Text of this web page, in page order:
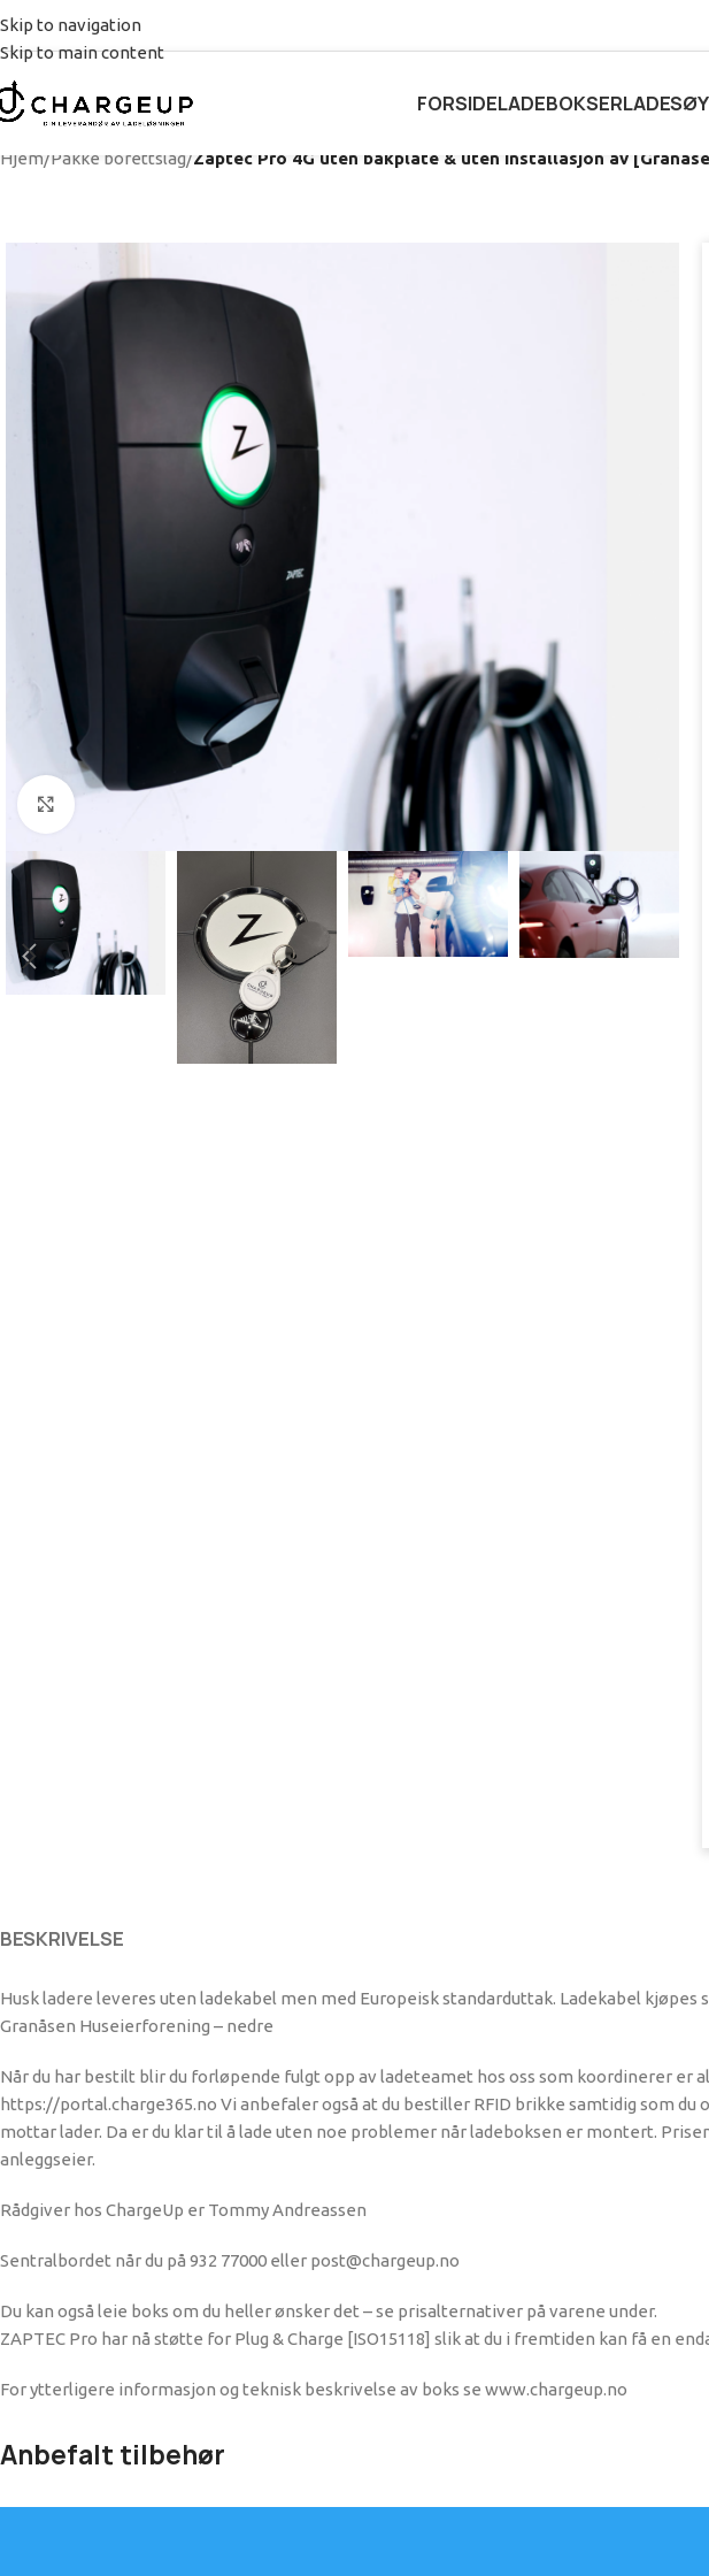
Skip to navigation
Skip to main content
FORSIDELADEBOKSER
Hjem/Pakke borettslag/Zaptec Pro 4G uten bakplate & uten installasjon av
BESKRIVELSE
Husk ladere leveres uten ladekabel men med Europeisk standarduttak. Ladekabel
Granåsen Huseierforening – nedre
Når du har bestilt blir du forløpende fulgt opp av ladeteamet hos oss som koordinerer
https://portal.charge365.no Vi anbefaler også at du bestiller RFID brikke samtidig som
mottar lader. Da er du klar til å lade uten noe problemer når ladeboksen er montert.
anleggseier.
Rådgiver hos ChargeUp er Tommy Andreassen
Sentralbordet når du på 932 77000 eller post@chargeup.no
Du kan også leie boks om du heller ønsker det – se prisalternativer på varene under.
ZAPTEC Pro har nå støtte for Plug & Charge [ISO15118] slik at du i fremtiden kan få en
For ytterligere informasjon og teknisk beskrivelse av boks se www.chargeup.no
Anbefalt tilbehør